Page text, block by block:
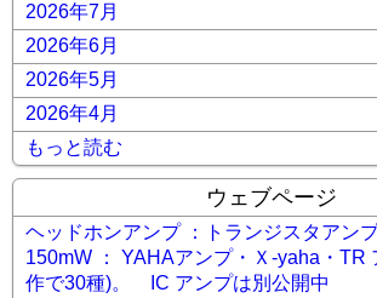
2026年7月
2026年6月
2026年5月
2026年4月
もっと読む
ウェブページ
ヘッドホンアンプ ：トランジスタアン
150mW ： YAHAアンプ・Ｘ-yaha・TR
作で30種)。 IC アンプは別公開中